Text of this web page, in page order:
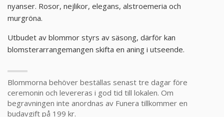
GÄST
OM FUNERA
LIVESTREAMING
nyanser. Rosor, nejlikor, elegans, alstroemeria och
murgröna.
Utbudet av blommor styrs av säsong, därför kan
blomsterarrangemangen skifta en aning i utseende.
Blommorna behöver beställas senast tre dagar före
ceremonin och levereras i god tid till lokalen. Om
begravningen inte anordnas av Funera tillkommer en
budavgift på 199 kr.